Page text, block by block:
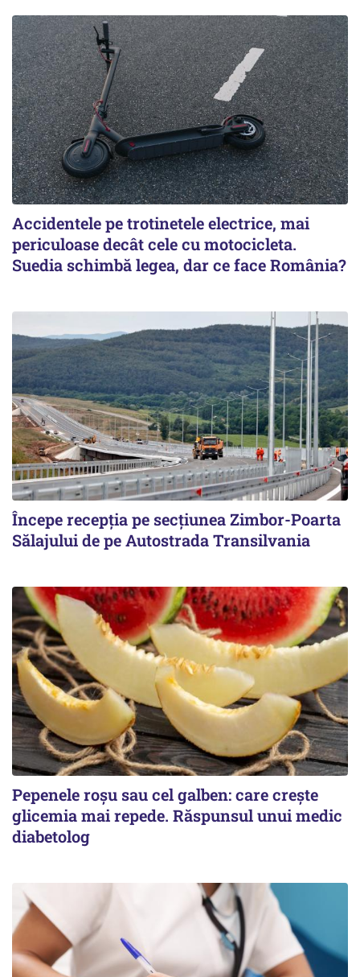
Accidentele pe trotinetele electrice, mai
periculoase decât cele cu motocicleta.
Suedia schimbă legea, dar ce face România?
Începe recepţia pe secţiunea Zimbor-Poarta
Sălajului de pe Autostrada Transilvania
Pepenele roșu sau cel galben: care crește
glicemia mai repede. Răspunsul unui medic
diabetolog